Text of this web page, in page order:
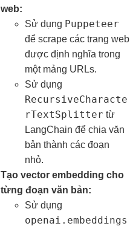
web:
Sử dụng Puppeteer
để scrape các trang web
được định nghĩa trong
một mảng URLs.
Sử dụng
RecursiveCharacte
rTextSplitter từ
LangChain để chia văn
bản thành các đoạn
nhỏ.
Tạo vector embedding cho
từng đoạn văn bản:
Sử dụng
openai.embeddings